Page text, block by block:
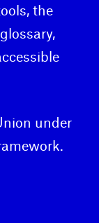
the
under